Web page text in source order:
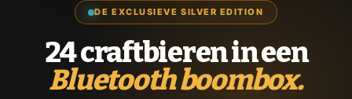
DE EXCLUSIEVE SILVER EDITION
24 craftbieren in een
Bluetooth boombox.